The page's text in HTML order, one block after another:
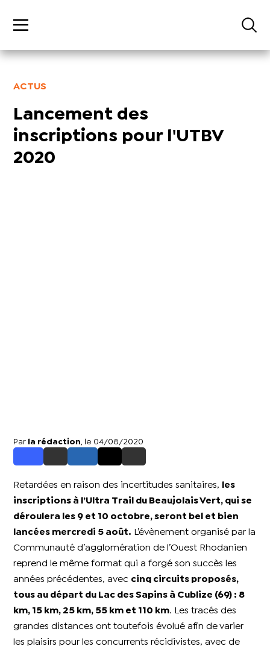
ACTUS
Lancement des
inscriptions pour l'UTBV
2020
Par la rédaction , le 04/08/2020
Retardées en raison des incertitudes sanitaires,
les
inscriptions à l’Ultra Trail du Beaujolais Vert, qui se
déroulera les 9 et 10 octobre, seront bel et bien
lancées mercredi 5 août.
L’évènement organisé par la
Communauté d’agglomération de l’Ouest Rhodanien
reprend le même format qui a forgé son succès les
années précédentes, avec cinq circuits proposés,
tous au départ du Lac des Sapins à Cublize (69) : 8
km, 15 km, 25 km, 55 km et 110 km. Les tracés des
grandes distances ont toutefois évolué afin de varier
les plaisirs pour les concurrents récidivistes, avec de